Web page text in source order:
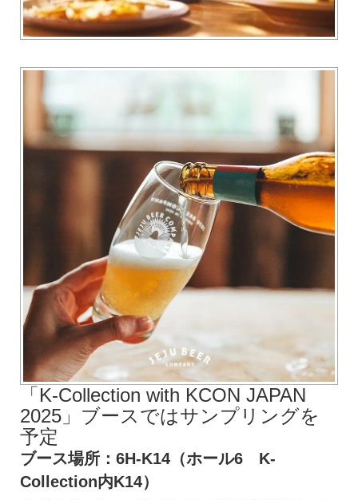
「K-Collection with KCON JAPAN
2025」ブースではサンプリングを
予定
ブース場所：6H-K14（ホール6 K-
Collection内K14）